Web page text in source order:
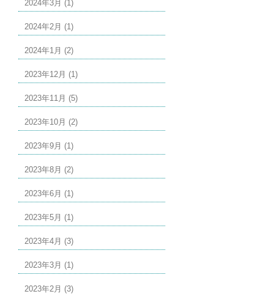
2024年3月 (1)
2024年2月 (1)
2024年1月 (2)
2023年12月 (1)
2023年11月 (5)
2023年10月 (2)
2023年9月 (1)
2023年8月 (2)
2023年6月 (1)
2023年5月 (1)
2023年4月 (3)
2023年3月 (1)
2023年2月 (3)